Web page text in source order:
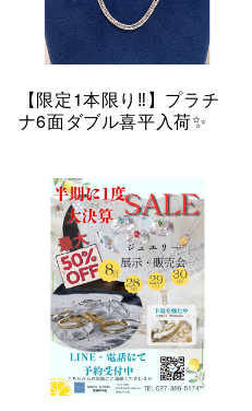
【限定1本限り‼︎】プラチ
ナ6面ダブル喜平入荷✨